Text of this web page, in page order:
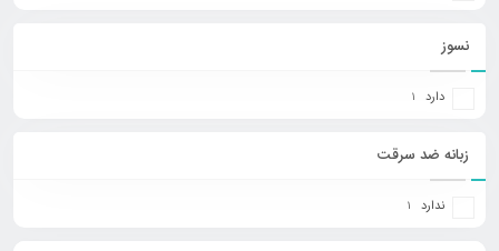
نسوز
دارد 1
زبانه ضد سرقت
ندارد 1